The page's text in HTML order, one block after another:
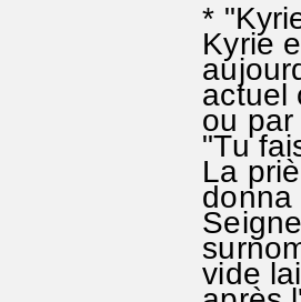
*
Kyrie
actuel
ou
"Tu
La
donna
vide